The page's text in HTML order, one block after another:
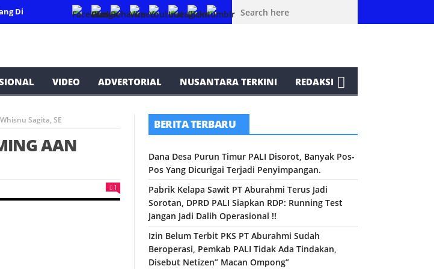
Dicurigai Terjadi Penyimpangan. Pabrik Kelapa Sawit PT Aburahmi Terus Jadi Sorotan, DPRD PALI
VIDEO ADVERTORIAL NUSANTARA TERKINI REDAKSI
Sagita, SE
AAN
1
BERITA TERBARU
Dana Desa Purun Timur PALI Disorot, Banyak Pos-
Pos Yang Dicurigai Terjadi Penyimpangan.
Pabrik Kelapa Sawit PT Aburahmi Terus Jadi
Sorotan, DPRD PALI Siapkan RDP: Running Test
Jangan Jadi Dalih Operasional !!
Izin Belum Terbit PKS PT Aburahmi Sudah
Beroperasi, Pemkab PALI Tidak Ada Tindakan,
Disebut Netizen” Macan Ompong”